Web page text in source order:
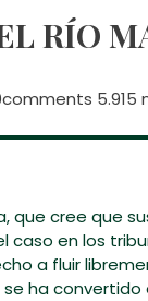
RÍO
comments 5.915
que cree que
caso en los
a fluir
se ha